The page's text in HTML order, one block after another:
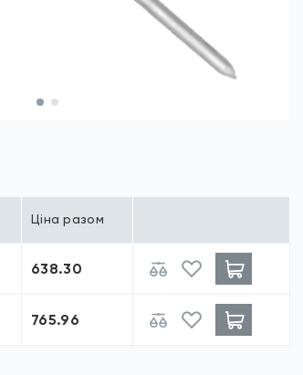
Ціна разом
638.30
765.96